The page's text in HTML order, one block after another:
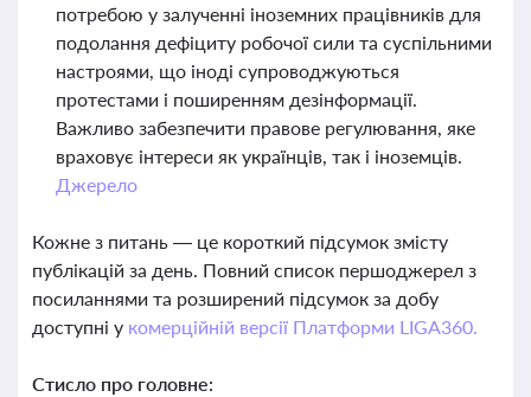
потребою у залученні іноземних працівників для
подолання дефіциту робочої сили та суспільними
настроями, що іноді супроводжуються
протестами і поширенням дезінформації.
Важливо забезпечити правове регулювання, яке
враховує інтереси як українців, так і іноземців.
Джерело
Кожне з питань — це короткий підсумок змісту
публікацій за день. Повний список першоджерел з
посиланнями та розширений підсумок за добу
доступні у комерційній версії Платформи LIGA360.
Стисло про головне: